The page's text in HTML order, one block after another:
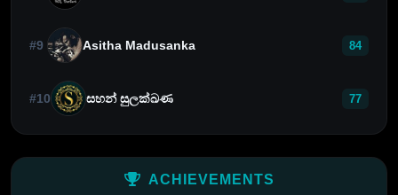
#9 Asitha Madusanka 84
#10 සහන් සුලක්ඛණ 77
ACHIEVEMENTS